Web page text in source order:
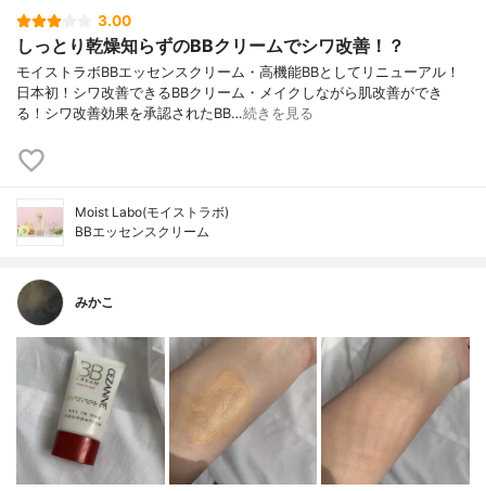
3.00
しっとり乾燥知らずのBBクリームでシワ改善！？
モイストラボBBエッセンスクリーム・高機能BBとしてリニューアル！
日本初！シワ改善できるBBクリーム・メイクしながら肌改善ができ
る！シワ改善効果を承認されたBB…続きを見る
Moist Labo(モイストラボ)
BBエッセンスクリーム
みかこ